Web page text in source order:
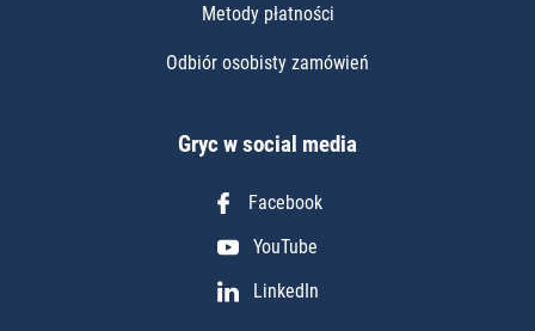
Metody płatności
Odbiór osobisty zamówień
Gryc w social media
Facebook
YouTube
LinkedIn